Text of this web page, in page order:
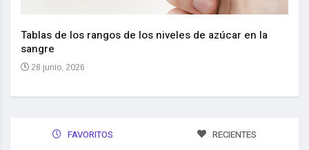
Tablas de los rangos de los niveles de azúcar en la
sangre
28 junio, 2026
FAVORITOS RECIENTES